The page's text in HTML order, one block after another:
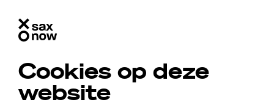
Cookies op deze
website